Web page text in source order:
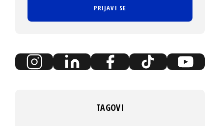
PRIJAVI SE
TAGOVI